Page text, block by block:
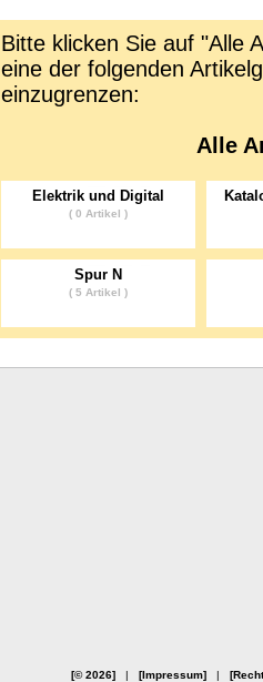
Bitte klicken Sie auf "Alle
eine der folgenden
einzugrenzen:
Alle
Elektrik und Digital
( 0 Artikel )
Spur N
( 5 Artikel )
[© 2026]| [Impressum]|